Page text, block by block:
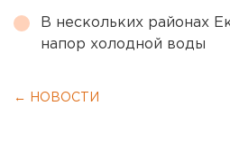
В нескольких районах
напор холодной воды
← НОВОСТИ